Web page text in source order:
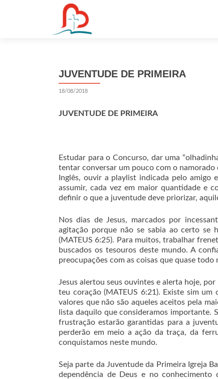
JUVENTUDE DE PRIMEIRA
18/08/2018
JUVENTUDE DE PRIMEIRA
Estudar para o Concurso, dar uma
tentar conversar um pouco com o
Inglês, ouvir a playlist indicada pelo amigo
assumir, cada vez em maior quantidade e
definir o que a juventude deve priorizar,
Nos dias de Jesus, marcados por
agitação porque não se sabia ao certo se
(MATEUS 6:25). Para muitos, trabalhar
buscados os tesouros deste mundo. A
preocupações com as coisas que quase
Jesus alertou seus ouvintes e alerta hoje,
teu coração (MATEUS 6:21). Existe sim
valores que não são aqueles aceitos pela
lista daquilo que consideramos importante.
frustração estarão garantidas para a
perderão em meio a ação da traça, da
conquistamos neste mundo.
Seja parte da Juventude da Primeira Igreja
dependência de Deus e no